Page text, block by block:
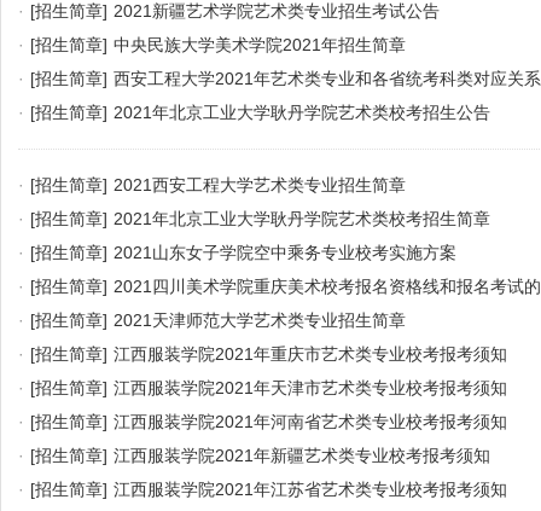
· [招生简章] 2021新疆艺术学院艺术类专业招生考试公告
· [招生简章] 中央民族大学美术学院2021年招生简章
· [招生简章] 西安工程大学2021年艺术类专业和各省统考科类对应关系
· [招生简章] 2021年北京工业大学耿丹学院艺术类校考招生公告
· [招生简章] 2021西安工程大学艺术类专业招生简章
· [招生简章] 2021年北京工业大学耿丹学院艺术类校考招生简章
· [招生简章] 2021山东女子学院空中乘务专业校考实施方案
· [招生简章] 2021四川美术学院重庆美术校考报名资格线和报名考试
· [招生简章] 2021天津师范大学艺术类专业招生简章
· [招生简章] 江西服装学院2021年重庆市艺术类专业校考报考须知
· [招生简章] 江西服装学院2021年天津市艺术类专业校考报考须知
· [招生简章] 江西服装学院2021年河南省艺术类专业校考报考须知
· [招生简章] 江西服装学院2021年新疆艺术类专业校考报考须知
· [招生简章] 江西服装学院2021年江苏省艺术类专业校考报考须知